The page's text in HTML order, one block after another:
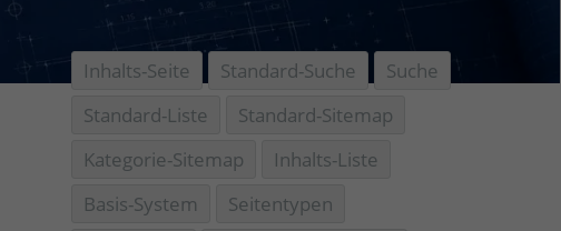
Inhalts-Seite Standard-Suche
Suche
Standard-Liste
Standard-Sitemap
Kategorie-Sitemap
Inhalts-Liste
Basis-System
Seitentypen